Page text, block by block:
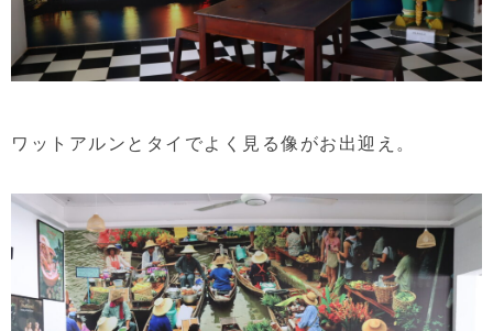
ワットアルンとタイでよく見る像がお出迎え。